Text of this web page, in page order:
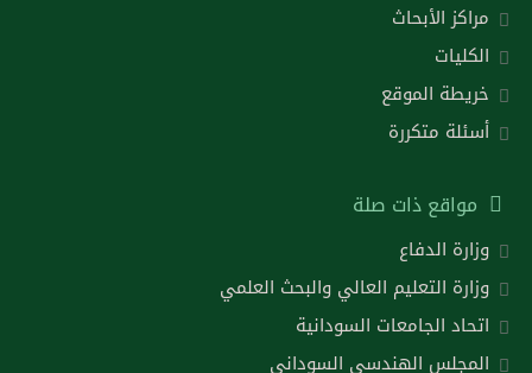
مراكز الأبحاث
الكليات
خريطة الموقع
أسئلة متكررة
مواقع ذات صلة
وزارة الدفاع
وزارة التعليم العالي والبحث العلمي
اتحاد الجامعات السودانية
المجلس الهندسي السوداني